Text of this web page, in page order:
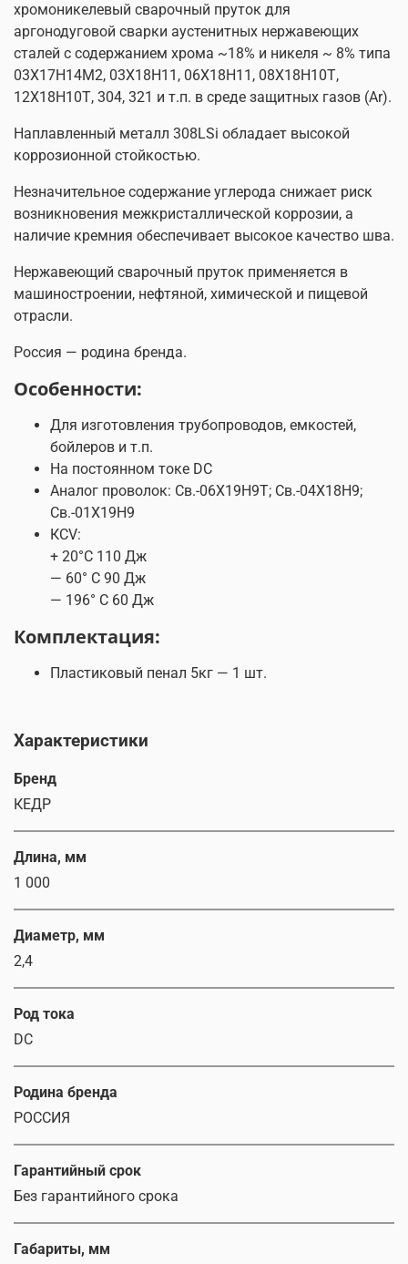
хромоникелевый сварочный пруток для
аргонодуговой сварки аустенитных нержавеющих
сталей c содержанием хрома ~18% и никеля ~ 8% типа
03Х17Н14М2, 03Х18Н11, 06Х18Н11, 08Х18Н10Т,
12Х18Н10Т, 304, 321 и т.п. в среде защитных газов (Ar).
Наплавленный металл 308LSi обладает высокой
коррозионной стойкостью.
Незначительное содержание углерода снижает риск
возникновения межкристаллической коррозии, а
наличие кремния обеспечивает высокое качество шва.
Нержавеющий сварочный пруток применяется в
машиностроении, нефтяной, химической и пищевой
отрасли.
Россия — родина бренда.
Особенности:
Для изготовления трубопроводов, емкостей,
бойлеров и т.п.
На постоянном токе DC
Аналог проволок: Св.-06Х19Н9Т; Св.-04Х18Н9;
Св.-01Х19Н9
КCV:
+ 20°С 110 Дж
— 60° С 90 Дж
— 196° С 60 Дж
Комплектация:
Пластиковый пенал 5кг — 1 шт.
Характеристики
Бренд
КЕДР
Длина, мм
1 000
Диаметр, мм
2,4
Род тока
DC
Родина бренда
РОССИЯ
Гарантийный срок
Без гарантийного срока
Габариты, мм